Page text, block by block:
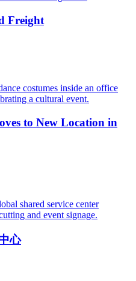
Freight
to New Location in
心